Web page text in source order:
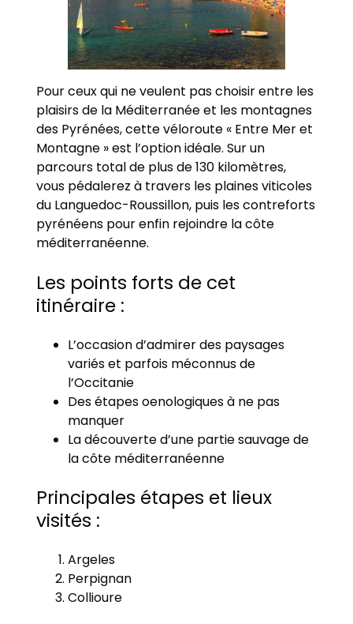
Pour ceux qui ne veulent pas choisir entre les
plaisirs de la Méditerranée et les montagnes
des Pyrénées, cette véloroute « Entre Mer et
Montagne » est l’option idéale. Sur un
parcours total de plus de 130 kilomètres,
vous pédalerez à travers les plaines viticoles
du Languedoc-Roussillon, puis les contreforts
pyrénéens pour enfin rejoindre la côte
méditerranéenne.
Les points forts de cet
itinéraire :
L’occasion d’admirer des paysages
variés et parfois méconnus de
l’Occitanie
Des étapes oenologiques à ne pas
manquer
La découverte d’une partie sauvage de
la côte méditerranéenne
Principales étapes et lieux
visités :
Argeles
Perpignan
Collioure